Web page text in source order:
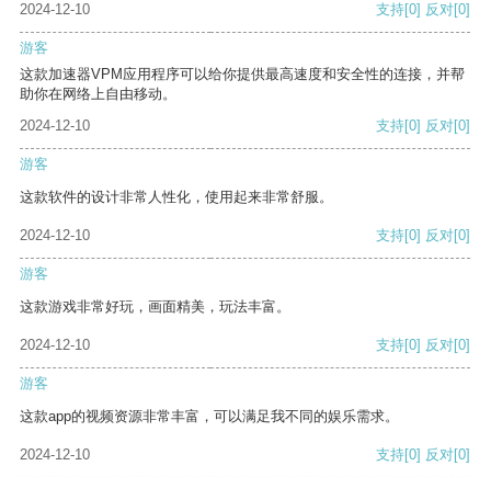
2024-12-10 支持[0] 反对[0]
游客
这款加速器VPM应用程序可以给你提供最高速度和安全性的连接，并帮
助你在网络上自由移动。
2024-12-10
支持[0] 反对[0]
游客
这款软件的设计非常人性化，使用起来非常舒服。
2024-12-10 支持[0] 反对[0]
游客
这款游戏非常好玩，画面精美，玩法丰富。
2024-12-10 支持[0] 反对[0]
游客
这款app的视频资源非常丰富，可以满足我不同的娱乐需求。
2024-12-10 支持[0] 反对[0]